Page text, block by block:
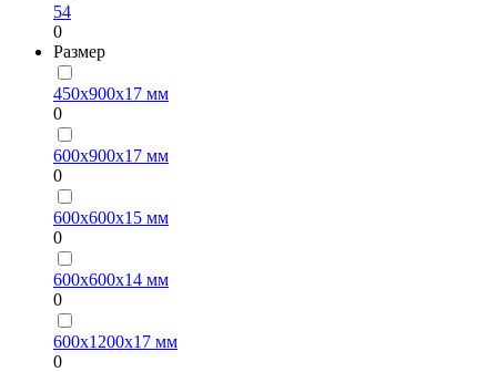
54
0
Размер
450х900х17 мм
0
600х900х17 мм
0
600х600х15 мм
0
600х600х14 мм
0
600х1200х17 мм
0